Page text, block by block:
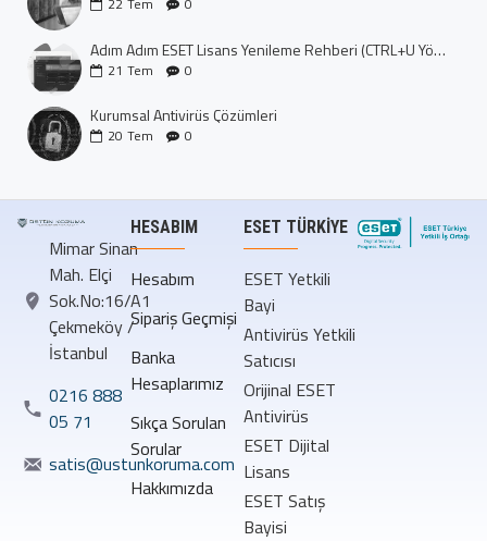
Adım Adım ESET Lisans Yenileme Rehberi (CTRL+U Yöntemi)
21 Tem 0
Kurumsal Antivirüs Çözümleri
20 Tem 0
Mimar Sinan
Mah. Elçi
Sok.No:16/A1
Çekmeköy /
İstanbul
0216 888
05 71
satis@ustunkoruma.com
HESABIM
Hesabım
Sipariş Geçmişi
Banka
Hesaplarımız
Sıkça Sorulan
Sorular
Hakkımızda
ESET TÜRKIYE
ESET Yetkili
Bayi
Antivirüs Yetkili
Satıcısı
Orijinal ESET
Antivirüs
ESET Dijital
Lisans
ESET Satış
Bayisi